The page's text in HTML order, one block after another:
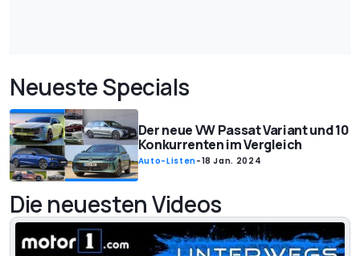
Neueste Specials
Der neue VW Passat Variant und 10
Konkurrenten im Vergleich
Auto-Listen-18 Jan. 2024
Die neuesten Videos